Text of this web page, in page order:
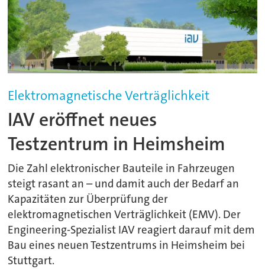
Elektromagnetische Verträglichkeit
IAV eröffnet neues
Testzentrum in Heimsheim
Die Zahl elektronischer Bauteile in Fahrzeugen
steigt rasant an – und damit auch der Bedarf an
Kapazitäten zur Überprüfung der
elektromagnetischen Verträglichkeit (EMV). Der
Engineering-Spezialist IAV reagiert darauf mit dem
Bau eines neuen Testzentrums in Heimsheim bei
Stuttgart.